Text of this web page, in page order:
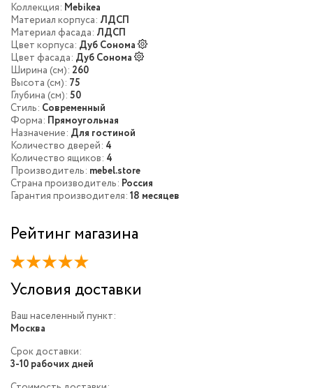
Коллекция: Mebikea
Материал корпуса: ЛДСП
Материал фасада: ЛДСП
Цвет корпуса: Дуб Сонома
Цвет фасада: Дуб Сонома
Ширина (см): 260
Высота (см): 75
Глубина (см): 50
Стиль: Современный
Форма: Прямоугольная
Назначение: Для гостиной
Количество дверей: 4
Количество ящиков: 4
Производитель: mebel.store
Страна производитель: Россия
Гарантия производителя: 18 месяцев
Рейтинг магазина
Условия доставки
Ваш населенный пункт:
Москва
Срок доставки:
3-10 рабочих дней